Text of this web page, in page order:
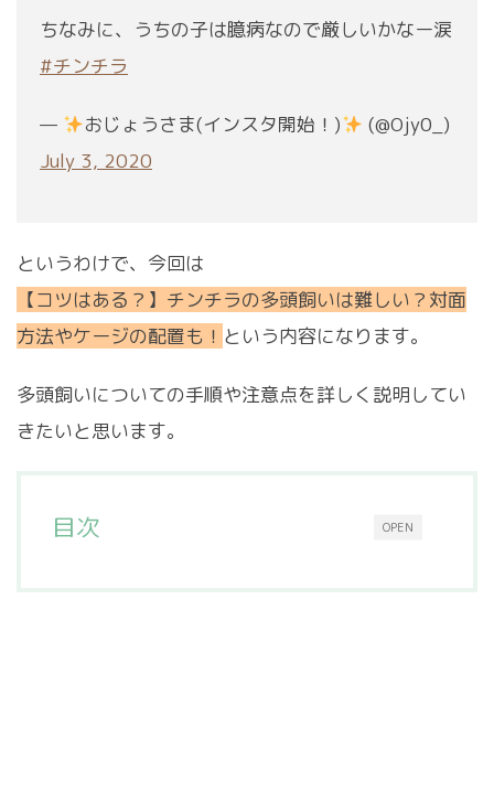
ちなみに、うちの子は臆病なので厳しいかなー涙
#チンチラ
— おじょうさま(インスタ開始！)
(@Ojy0_)
July 3, 2020
というわけで、今回は
【コツはある？】チンチラの多頭飼いは難しい？対面
方法やケージの配置も！ という内容になります。
多頭飼いについての手順や注意点を詳しく説明してい
きたいと思います。
OPEN
目次